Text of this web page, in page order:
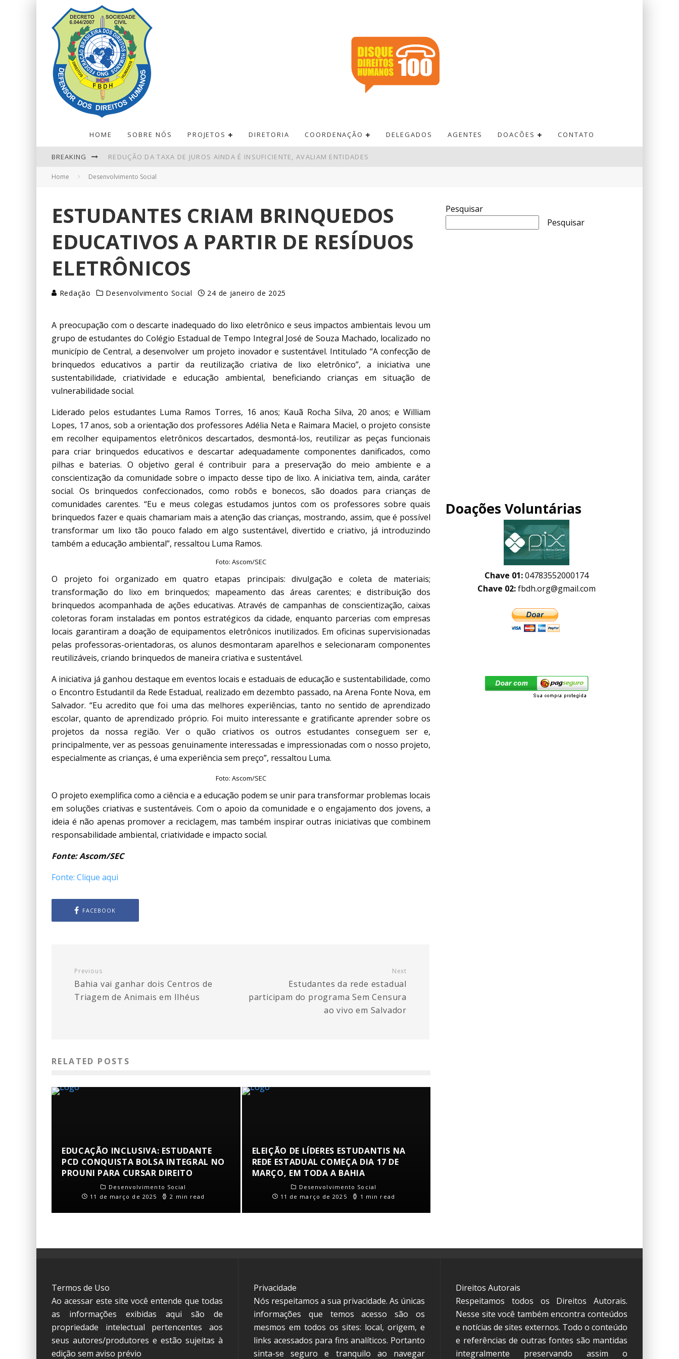
HOME SOBRE NÓS PROJETOS DIRETORIA COORDENAÇÃO DELEGADOS AGENTES DOACÕES CONTATO
BREAKING REDUÇÃO DA TAXA DE JUROS AINDA É INSUFICIENTE, AVALIAM ENTIDADES
EM NOVA REDUÇÃO, COPOM BAIXA TAXA SELIC PARA 14% AO ANO
ENTENDA O QUE MUDA COM A NOVA LEI DO FRETE
Home Desenvolvimento Social
ESTUDANTES CRIAM BRINQUEDOS
EDUCATIVOS A PARTIR DE RESÍDUOS
ELETRÔNICOS
Redação Desenvolvimento Social 24 de janeiro de 2025
A preocupação com o descarte inadequado do lixo eletrônico e seus impactos ambientais levou um
grupo de estudantes do Colégio Estadual de Tempo Integral José de Souza Machado, localizado no
município de Central, a desenvolver um projeto inovador e sustentável. Intitulado “A confecção de
brinquedos educativos a partir da reutilização criativa de lixo eletrônico”, a iniciativa une
sustentabilidade, criatividade e educação ambiental, beneficiando crianças em situação de
vulnerabilidade social.
Liderado pelos estudantes Luma Ramos Torres, 16 anos; Kauã Rocha Silva, 20 anos; e William
Lopes, 17 anos, sob a orientação dos professores Adélia Neta e Raimara Maciel, o projeto consiste
em recolher equipamentos eletrônicos descartados, desmontá-los, reutilizar as peças funcionais
para criar brinquedos educativos e descartar adequadamente componentes danificados, como
pilhas e baterias. O objetivo geral é contribuir para a preservação do meio ambiente e a
conscientização da comunidade sobre o impacto desse tipo de lixo. A iniciativa tem, ainda, caráter
social. Os brinquedos confeccionados, como robôs e bonecos, são doados para crianças de
comunidades carentes. “Eu e meus colegas estudamos juntos com os professores sobre quais
brinquedos fazer e quais chamariam mais a atenção das crianças, mostrando, assim, que é possível
transformar um lixo tão pouco falado em algo sustentável, divertido e criativo, já introduzindo
também a educação ambiental”, ressaltou Luma Ramos.
Foto: Ascom/SEC
O projeto foi organizado em quatro etapas principais: divulgação e coleta de materiais;
transformação do lixo em brinquedos; mapeamento das áreas carentes; e distribuição dos
brinquedos acompanhada de ações educativas. Através de campanhas de conscientização, caixas
coletoras foram instaladas em pontos estratégicos da cidade, enquanto parcerias com empresas
locais garantiram a doação de equipamentos eletrônicos inutilizados. Em oficinas supervisionadas
pelas professoras-orientadoras, os alunos desmontaram aparelhos e selecionaram componentes
reutilizáveis, criando brinquedos de maneira criativa e sustentável.
A iniciativa já ganhou destaque em eventos locais e estaduais de educação e sustentabilidade, como
o Encontro Estudantil da Rede Estadual, realizado em dezembto passado, na Arena Fonte Nova, em
Salvador. “Eu acredito que foi uma das melhores experiências, tanto no sentido de aprendizado
escolar, quanto de aprendizado próprio. Foi muito interessante e gratificante aprender sobre os
projetos da nossa região. Ver o quão criativos os outros estudantes conseguem ser e,
principalmente, ver as pessoas genuinamente interessadas e impressionadas com o nosso projeto,
especialmente as crianças, é uma experiência sem preço”, ressaltou Luma.
Foto: Ascom/SEC
O projeto exemplifica como a ciência e a educação podem se unir para transformar problemas locais
em soluções criativas e sustentáveis. Com o apoio da comunidade e o engajamento dos jovens, a
ideia é não apenas promover a reciclagem, mas também inspirar outras iniciativas que combinem
responsabilidade ambiental, criatividade e impacto social.
Fonte: Ascom/SEC
Fonte: Clique aqui
FACEBOOK
Previous
Bahia vai ganhar dois Centros de
Triagem de Animais em Ilhéus
Next
Estudantes da rede estadual
participam do programa Sem Censura
ao vivo em Salvador
RELATED POSTS
EDUCAÇÃO INCLUSIVA: ESTUDANTE
PCD CONQUISTA BOLSA INTEGRAL NO
PROUNI PARA CURSAR DIREITO
Desenvolvimento Social
11 de março de 2025
2 min read
ELEIÇÃO DE LÍDERES ESTUDANTIS NA
REDE ESTADUAL COMEÇA DIA 17 DE
MARÇO, EM TODA A BAHIA
Desenvolvimento Social
11 de março de 2025
1 min read
Pesquisar
Pesquisar
Doações Voluntárias
Chave 01:04783552000174
Chave 02:fbdh.org@gmail.com
Termos de Uso
Ao acessar este site você entende que todas
as informações exibidas aqui são de
propriedade intelectual pertencentes aos
seus autores/produtores e estão sujeitas à
edição sem aviso prévio
Privacidade
Nós respeitamos a sua privacidade. As únicas
informações que temos acesso são os
mesmos em todos os sites: local, origem, e
links acessados para fins analíticos. Portanto
sinta-se seguro e tranquilo ao navegar
Direitos Autorais
Respeitamos todos os Direitos Autorais.
Nesse site você também encontra conteúdos
e notícias de sites externos. Todo o conteúdo
e referências de outras fontes são mantidas
integralmente preservando assim o